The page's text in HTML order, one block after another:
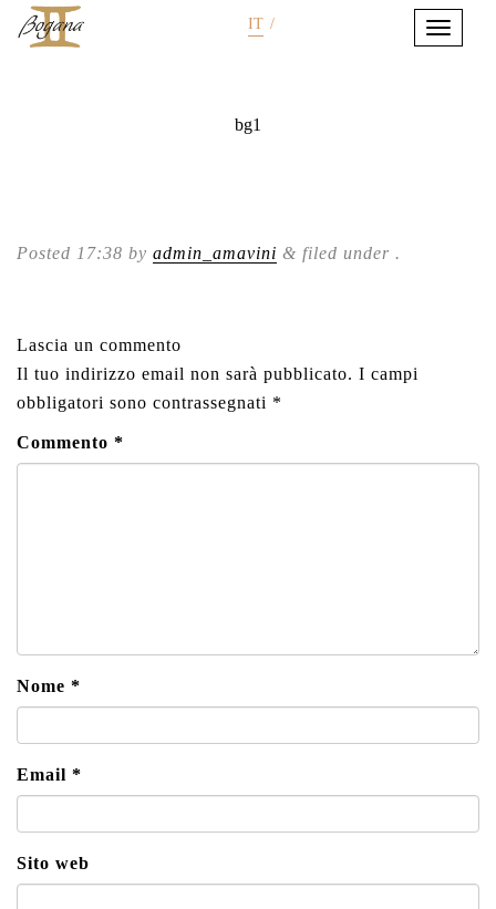
IT /
bg1
Posted 17:38 by admin_amavini & filed under .
Lascia un commento
Il tuo indirizzo email non sarà pubblicato. I campi
obbligatori sono contrassegnati *
Commento *
Nome *
Email *
Sito web